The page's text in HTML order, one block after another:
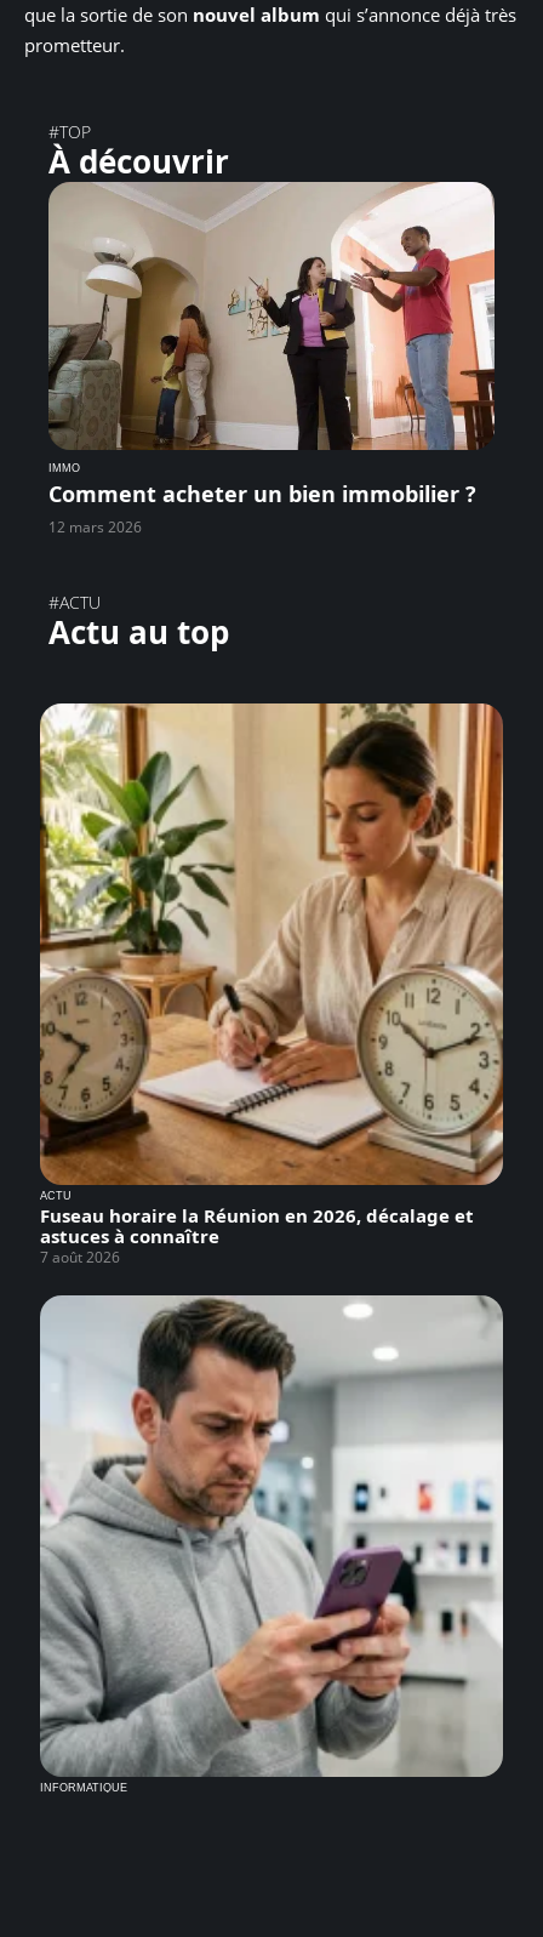
que la sortie de son nouvel album qui s’annonce déjà très
prometteur.
#TOP
À découvrir
IMMO
Comment acheter un bien immobilier ?
12 mars 2026
#ACTU
Actu au top
ACTU
Fuseau horaire la Réunion en 2026, décalage et
astuces à connaître
7 août 2026
INFORMATIQUE